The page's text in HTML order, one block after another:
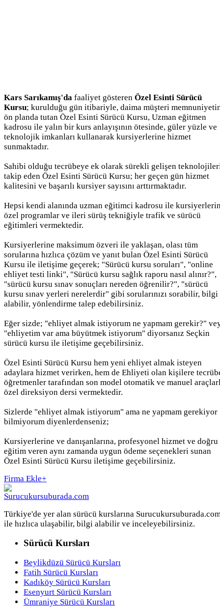
Kars Sarıkamış'da faaliyet gösteren Özel Esinti Sürücü
Kursu; kurulduğu gün itibariyle, daima müşteri
ön planda tutan Özel Esinti Sürücü Kursu, Uzman eğitmen
kadrosu ile yalın bir kurs anlayışının ötesinde, güler yüzle ve
teknolojik imkanları kullanarak kursiyerlerine hizmet
sunmaktadır.
Sahibi olduğu tecrübeye ek olarak sürekli gelişen
takip eden Özel Esinti Sürücü Kursu; her geçen gün hizmet
kalitesini ve başarılı kursiyer sayısını arttırmaktadır.
Hepsi kendi alanında uzman eğitimci kadrosu ile
özel programlar ve ileri sürüş tekniğiyle trafik ve sürücü
eğitimleri vermektedir.
Kursiyerlerine maksimum özveri ile yaklaşan, olası tüm
sorularına hızlıca çözüm ve yanıt bulan Özel Esinti Sürücü
Kursu ile iletişime geçerek; "Sürücü kursu soruları", "online
ehliyet testi linki", "Sürücü kursu sağlık raporu nasıl alınır?",
"sürücü kursu sınav sonuçları nereden öğrenilir?", "sürücü
kursu sınav yerleri nerelerdir" gibi sorularınızı sorabilir, bilgi
alabilir, yönlendirme talep edebilirsiniz.
Eğer sizde; "ehliyet almak istiyorum ne yapmam gerekir?"
"ehliyetim var ama büyütmek istiyorum" diyorsanız Seçkin
sürücü kursu ile iletişime geçebilirsiniz.
Özel Esinti Sürücü Kursu hem yeni ehliyet almak isteyen
adaylara hizmet verirken, hem de Ehliyeti olan kişilere
öğretmenler tarafından son model otomatik ve manuel
özel direksiyon dersi vermektedir.
Sizlerde "ehliyet almak istiyorum" ama ne yapmam gerekiyor
bilmiyorum diyenlerdenseniz;
Kursiyerlerine ve danışanlarına, profesyonel hizmet ve doğru
eğitim veren aynı zamanda uygun ödeme seçenekleri sunan
Özel Esinti Sürücü Kursu iletişime geçebilirsiniz.
Firma Ekle+
Türkiye'de yer alan sürücü kurslarına
ile hızlıca ulaşabilir, bilgi alabilir ve inceleyebilirsiniz.
Sürücü Kursları
Beylikdüzü Sürücü Kursları
Fatih Sürücü Kursları
Kadıköy Sürücü Kursları
Esenyurt Sürücü Kursları
Ümraniye Sürücü Kursları